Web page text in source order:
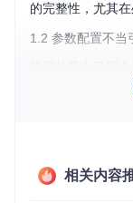
的完整性，尤其
1.2 参数配置不当
包括：未启用切
骼增加文件大小
相关内容